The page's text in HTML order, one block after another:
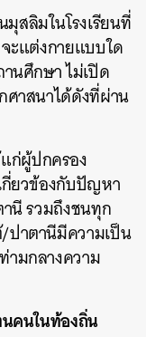
สลิมในโรงเรียนที่
ะแต่งกายแบบใด
นศึกษา ไม่เปิด
าสนาได้ดังที่ผ่าน
ก่ผู้ปกครอง
ยวข้องกับปัญหา
นี รวมถึงชนทุก
าตานีมีความเป็น
มกลางความ
คนในท้องถิ่น